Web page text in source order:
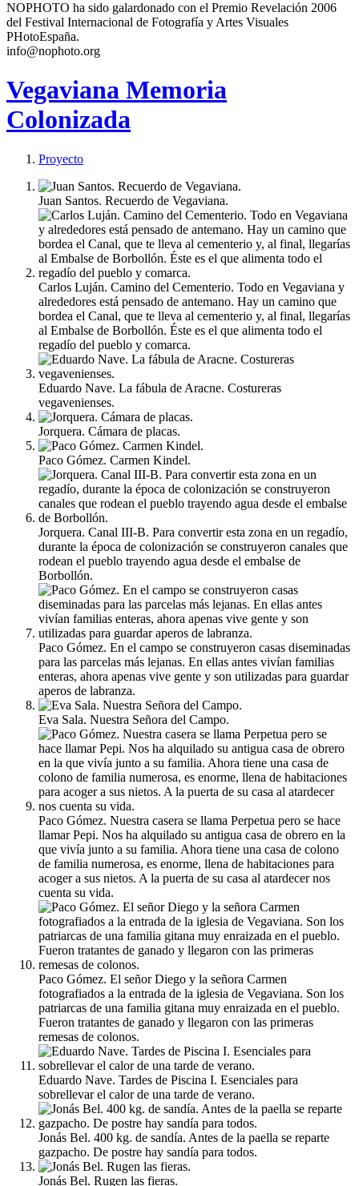
NOPHOTO ha sido galardonado con el Premio Revelación 2006
del Festival Internacional de Fotografía y Artes Visuales
PHotoEspaña.
info@nophoto.org
Vegaviana Memoria
Colonizada
Proyecto
Juan Santos. Recuerdo de Vegaviana.
Carlos Luján. Camino del Cementerio. Todo en Vegaviana y
alrededores está pensado de antemano. Hay un camino que
bordea el Canal, que te lleva al cementerio y, al final, llegarías
al Embalse de Borbollón. Éste es el que alimenta todo el
regadío del pueblo y comarca.
Eduardo Nave. La fábula de Aracne. Costureras
vegavenienses.
Jorquera. Cámara de placas.
Paco Gómez. Carmen Kindel.
Jorquera. Canal III-B. Para convertir esta zona en un regadío,
durante la época de colonización se construyeron canales que
rodean el pueblo trayendo agua desde el embalse de
Borbollón.
Paco Gómez. En el campo se construyeron casas diseminadas
para las parcelas más lejanas. En ellas antes vivían familias
enteras, ahora apenas vive gente y son utilizadas para guardar
aperos de labranza.
Eva Sala. Nuestra Señora del Campo.
Paco Gómez. Nuestra casera se llama Perpetua pero se hace
llamar Pepi. Nos ha alquilado su antigua casa de obrero en la
que vivía junto a su familia. Ahora tiene una casa de colono
de familia numerosa, es enorme, llena de habitaciones para
acoger a sus nietos. A la puerta de su casa al atardecer nos
cuenta su vida.
Paco Gómez. El señor Diego y la señora Carmen
fotografiados a la entrada de la iglesia de Vegaviana. Son los
patriarcas de una familia gitana muy enraizada en el pueblo.
Fueron tratantes de ganado y llegaron con las primeras
remesas de colonos.
Eduardo Nave. Tardes de Piscina I. Esenciales para
sobrellevar el calor de una tarde de verano.
Jonás Bel. 400 kg. de sandía. Antes de la paella se reparte
gazpacho. De postre hay sandía para todos.
Jonás Bel. Rugen las fieras.